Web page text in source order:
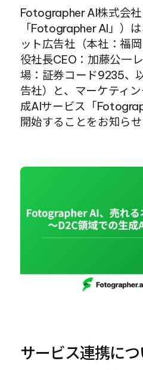
Fotographer AI株式会
「Fotographer AI」）
ット広告社（本社：福
役社長CEO：加藤公一
場：証券コード9235、
告社）と、マーケティ
成AIサービス「
開始することをお知らせ
サービス連携につ